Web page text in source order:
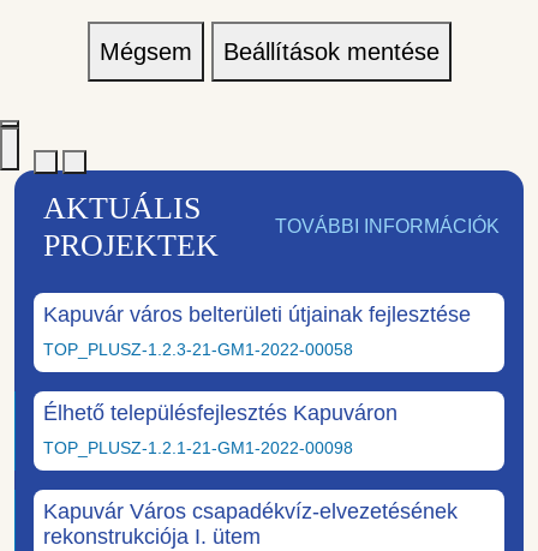
Mégsem Beállítások mentése
AKTUÁLIS
PROJEKTEK
TOVÁBBI INFORMÁCIÓK
Kapuvár város belterületi útjainak fejlesztése
TOP_PLUSZ-1.2.3-21-GM1-2022-00058
Élhető településfejlesztés Kapuváron
TOP_PLUSZ-1.2.1-21-GM1-2022-00098
Kapuvár Város csapadékvíz-elvezetésének
rekonstrukciója I. ütem